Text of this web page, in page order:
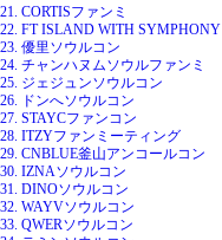
21. CORTISファンミ
22. FT ISLAND WITH SYMPHONY
23. 優里ソウルコン
24. チャンハヌムソウルファンミ
25. ジェジュンソウルコン
26. ドンへソウルコン
27. STAYCファンコン
28. ITZYファンミーティング
29. CNBLUE釜山アンコールコン
30. IZNAソウルコン
31. DINOソウルコン
32. WAYVソウルコン
33. QWERソウルコン